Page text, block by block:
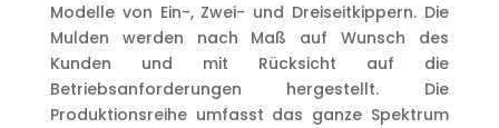
Modelle von Ein-, Zwei- und Dreiseitkippern. Die
Mulden werden nach Maß auf Wunsch des
Kunden und mit Rücksicht auf die
Betriebsanforderungen hergestellt. Die
Produktionsreihe umfasst das ganze Spektrum